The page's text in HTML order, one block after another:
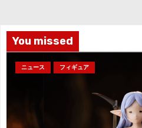
You missed
ニュース フィギュア